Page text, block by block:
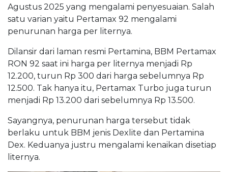
Agustus 2025 yang mengalami penyesuaian. Salah
satu varian yaitu Pertamax 92 mengalami
penurunan harga per liternya.
Dilansir dari laman resmi Pertamina, BBM Pertamax
RON 92 saat ini harga per liternya menjadi Rp
12.200, turun Rp 300 dari harga sebelumnya Rp
12.500. Tak hanya itu, Pertamax Turbo juga turun
menjadi Rp 13.200 dari sebelumnya Rp 13.500.
Sayangnya, penurunan harga tersebut tidak
berlaku untuk BBM jenis Dexlite dan Pertamina
Dex. Keduanya justru mengalami kenaikan disetiap
liternya.